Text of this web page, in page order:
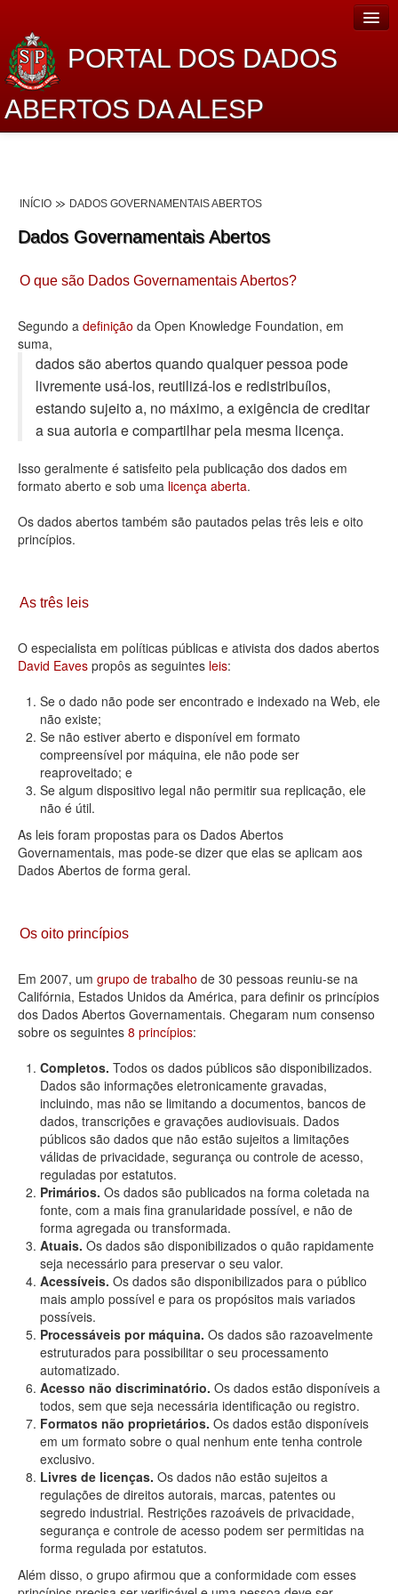
PORTAL DOS DADOS
ABERTOS DA ALESP
Lei de Acesso à Informação
Dados Governamentais Abertos
Planejamento
Catálogo de dados
Processo Legislativo
Deputados Estaduais
Administração
Legislação
Agenda
Contato
INÍCIO DADOS GOVERNAMENTAIS ABERTOS
Dados Governamentais Abertos
O que são Dados Governamentais Abertos?
Segundo a definição da Open Knowledge Foundation, em
suma,
dados são abertos quando qualquer pessoa pode
livremente usá-los, reutilizá-los e redistribuí­los,
estando sujeito a, no máximo, a exigência de creditar
a sua autoria e compartilhar pela mesma licença.
Isso geralmente é satisfeito pela publicação dos dados em
formato aberto e sob uma licença aberta.
Os dados abertos também são pautados pelas três leis e oito
princípios.
As três leis
O especialista em políticas públicas e ativista dos dados abertos
David Eaves propôs as seguintes leis:
Se o dado não pode ser encontrado e indexado na Web, ele
não existe;
Se não estiver aberto e disponível em formato
compreensível por máquina, ele não pode ser
reaproveitado; e
Se algum dispositivo legal não permitir sua replicação, ele
não é útil.
As leis foram propostas para os Dados Abertos
Governamentais, mas pode-se dizer que elas se aplicam aos
Dados Abertos de forma geral.
Os oito princípios
Em 2007, um grupo de trabalho de 30 pessoas reuniu-se na
Califórnia, Estados Unidos da América, para definir os princípios
dos Dados Abertos Governamentais. Chegaram num consenso
sobre os seguintes 8 princípios:
Completos. Todos os dados públicos são disponibilizados.
Dados são informações eletronicamente gravadas,
incluindo, mas não se limitando a documentos, bancos de
dados, transcrições e gravações audiovisuais. Dados
públicos são dados que não estão sujeitos a limitações
válidas de privacidade, segurança ou controle de acesso,
reguladas por estatutos.
Primários. Os dados são publicados na forma coletada na
fonte, com a mais fina granularidade possível, e não de
forma agregada ou transformada.
Atuais. Os dados são disponibilizados o quão rapidamente
seja necessário para preservar o seu valor.
Acessíveis. Os dados são disponibilizados para o público
mais amplo possível e para os propósitos mais variados
possíveis.
Processáveis por máquina. Os dados são razoavelmente
estruturados para possibilitar o seu processamento
automatizado.
Acesso não discriminatório. Os dados estão disponíveis a
todos, sem que seja necessária identificação ou registro.
Formatos não proprietários. Os dados estão disponíveis
em um formato sobre o qual nenhum ente tenha controle
exclusivo.
Livres de licenças. Os dados não estão sujeitos a
regulações de direitos autorais, marcas, patentes ou
segredo industrial. Restrições razoáveis de privacidade,
segurança e controle de acesso podem ser permitidas na
forma regulada por estatutos.
Além disso, o grupo afirmou que a conformidade com esses